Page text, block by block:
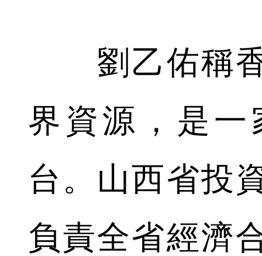
劉乙佑稱香
界資源，是
台。山西省投
負責全省經濟